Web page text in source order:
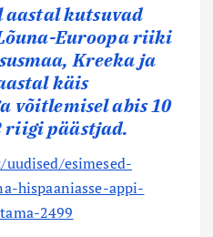
aastal kutsuvad
Euroopa riiki
Kreeka ja
käis
võitlemisel abis 10
riigi päästjad.
esimesed-
hispaaniasse-appi-
2499